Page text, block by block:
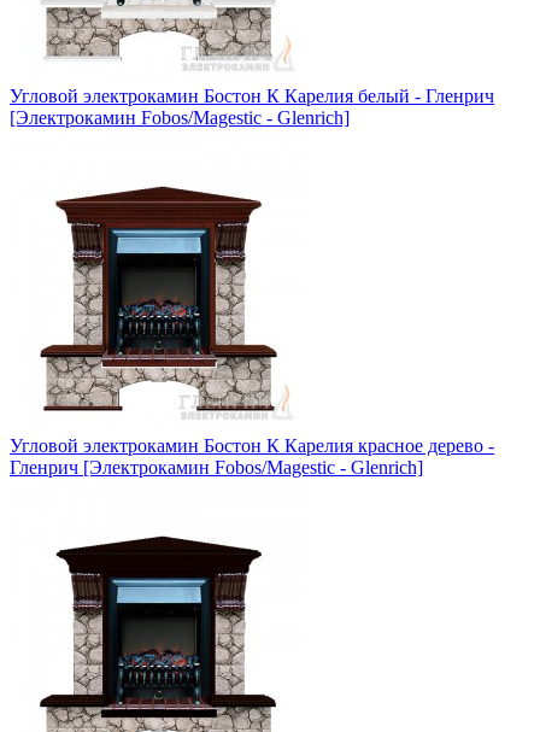
Угловой электрокамин Бостон К Карелия белый - Гленрич
[Электрокамин Fobos/Magestic - Glenrich]
Угловой электрокамин Бостон К Карелия красное дерево -
Гленрич [Электрокамин Fobos/Magestic - Glenrich]